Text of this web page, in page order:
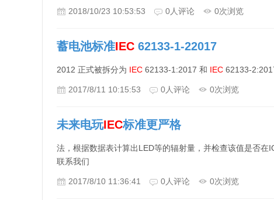
2018/10/23 10:53:53 0人评论 0次浏览
蓄电池标准IEC 62133-1-22017
2012 正式被拆分为 IEC 62133-1:2017 和 IEC 62133-
2017/8/11 10:15:53 0人评论 0次浏览
未来电玩IEC标准更严格
法，根据数据表计算出LED等的辐射量，并检查该值是否在
联系我们
2017/8/10 11:36:41 0人评论 0次浏览